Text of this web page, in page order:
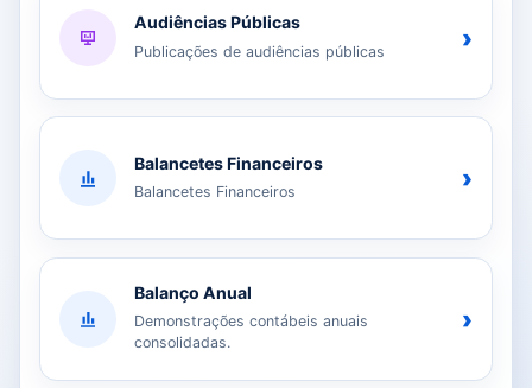
Audiências Públicas
Publicações de audiências públicas ›
Balancetes Financeiros
Balancetes Financeiros ›
Balanço Anual
Demonstrações contábeis anuais
consolidadas.
›